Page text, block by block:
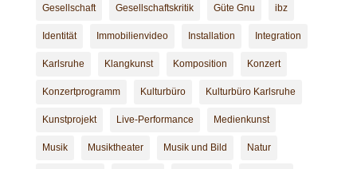
Gesellschaft Gesellschaftskritik Güte Gnu ibz
Identität Immobilienvideo Installation Integration
Karlsruhe Klangkunst Komposition Konzert
Konzertprogramm Kulturbüro Kulturbüro Karlsruhe
Kunstprojekt Live-Performance Medienkunst
Musik Musiktheater Musik und Bild Natur